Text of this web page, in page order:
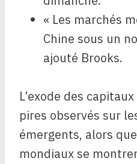
« Les marchés
Chine sous un
ajouté Brooks.
L’exode des
pires observés sur
émergents, alors
mondiaux se